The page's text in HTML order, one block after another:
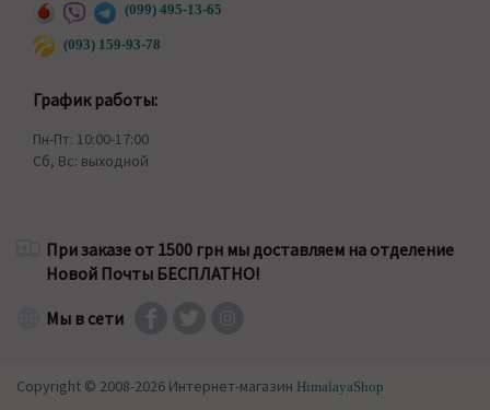
(099) 495-13-65
(093) 159-93-78
График работы:
Пн-Пт: 10:00-17:00
Сб, Вс: выходной
При заказе от 1500 грн мы доставляем на отделение
Новой Почты БЕСПЛАТНО!
Мы в сети
Copyright © 2008-2026 Интернет-магазин HimalayaShop